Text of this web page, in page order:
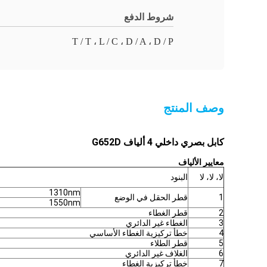
شروط الدفع
T / T ، L / C ، D / A ، D / P
وصف المنتج
كابل بصري داخلي 4 ألياف G652D
معايير الألياف
لا، لا، لا
البنود
1 قطر الحقل في الوضع
1310nm
1550nm
2
قطر الغطاء
3
الغطاء غير الدائري
4
خطأ تركيزية الغطاء الأساسي
5
قطر الطلاء
6
الغلاف غير الدائري
7
خطأ تركيزية الغطاء